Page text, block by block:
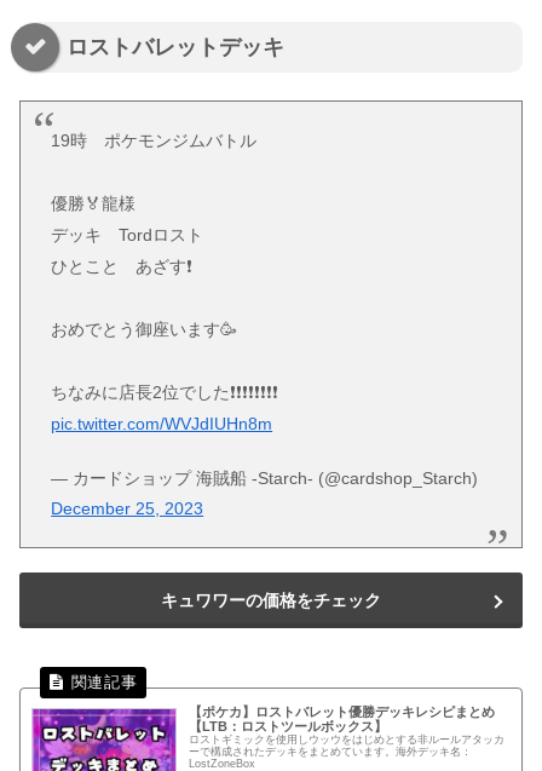
ロストバレットデッキ
19時 ポケモンジムバトル
優勝🏅龍様
デッキ Tordロスト
ひとこと あざす❗️
おめでとう御座います🥳
ちなみに店長2位でした❗️❗️❗️❗️❗️❗️❗️❗️
pic.twitter.com/WVJdIUHn8m
— カードショップ 海賊船 -Starch- (@cardshop_Starch)
December 25, 2023
キュワワーの価格をチェック
【ポケカ】ロストバレット優勝デッキレシピまとめ
【LTB：ロストツールボックス】
ロストギミックを使用しウッウをはじめとする非ルールアタッカ
ーで構成されたデッキをまとめています。海外デッキ名：
LostZoneBox